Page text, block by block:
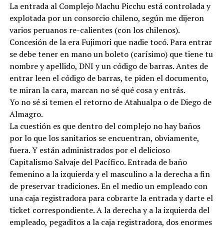
La entrada al Complejo Machu Picchu está controlada y
explotada por un consorcio chileno, según me dijeron
varios peruanos re-calientes (con los chilenos).
Concesión de la era Fujimori que nadie tocó. Para entrar
se debe tener en mano un boleto (carísimo) que tiene tu
nombre y apellido, DNI y un código de barras. Antes de
entrar leen el código de barras, te piden el documento,
te miran la cara, marcan no sé qué cosa y entrás.
Yo no sé si temen el retorno de Atahualpa o de Diego de
Almagro.
La cuestión es que dentro del complejo no hay baños
por lo que los sanitarios se encuentran, obviamente,
fuera. Y están administrados por el delicioso
Capitalismo Salvaje del Pacífico. Entrada de baño
femenino a la izquierda y el masculino a la derecha a fin
de preservar tradiciones. En el medio un empleado con
una caja registradora para cobrarte la entrada y darte el
ticket correspondiente. A la derecha y a la izquierda del
empleado, pegaditos a la caja registradora, dos enormes